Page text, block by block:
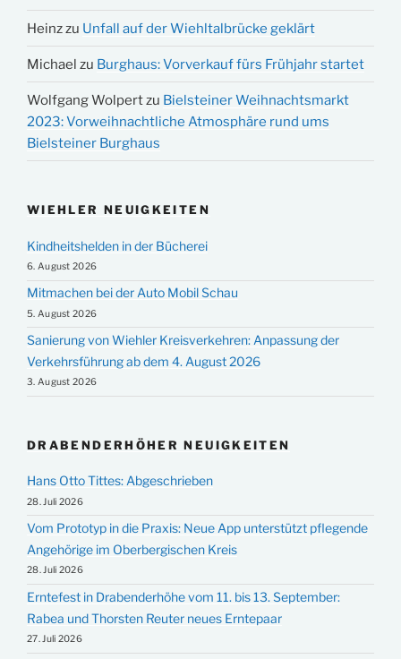
Heinzzu Unfall auf der Wiehltalbrücke geklärt
Michael zu Burghaus: Vorverkauf fürs Frühjahr startet
Wolfgang Wolpertzu Bielsteiner Weihnachtsmarkt
2023: Vorweihnachtliche Atmosphäre rund ums
Bielsteiner Burghaus
WIEHLER NEUIGKEITEN
Kindheitshelden in der Bücherei
6. August 2026
Mitmachen bei der Auto Mobil Schau
5. August 2026
Sanierung von Wiehler Kreisverkehren: Anpassung der
Verkehrsführung ab dem 4. August 2026
3. August 2026
DRABENDERHÖHER NEUIGKEITEN
Hans Otto Tittes: Abgeschrieben
28. Juli 2026
Vom Prototyp in die Praxis: Neue App unterstützt pflegende
Angehörige im Oberbergischen Kreis
28. Juli 2026
Erntefest in Drabenderhöhe vom 11. bis 13. September:
Rabea und Thorsten Reuter neues Erntepaar
27. Juli 2026